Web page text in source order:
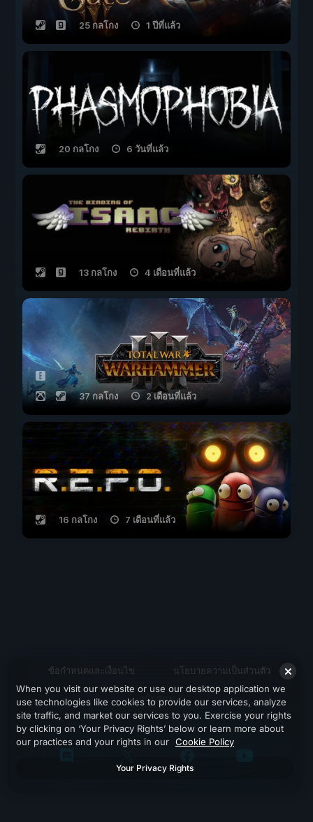
25 กลโกง 1 ปีที่แล้ว
20 กลโกง 6 วันที่แล้ว
13 กลโกง 4 เดือนที่แล้ว
37 กลโกง 2 เดือนที่แล้ว
16 กลโกง 7 เดือนที่แล้ว
ข้อกำหนดและเงื่อนไข นโยบายความเป็นส่วนตัว
สนับสนุน
When you visit our website or use our desktop application we
use technologies like cookies to provide our services, analyze
site traffic, and market our services to you. Exercise your rights
by clicking on ‘Your Privacy Rights’ below or learn more about
our practices and your rights in our Cookie Policy
Your Privacy Rights